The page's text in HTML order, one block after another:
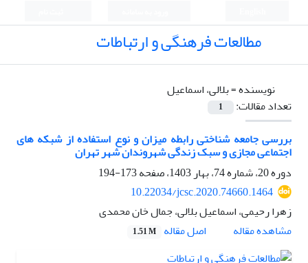
مطالعات فرهنگی و ارتباطات
نویسنده =بلالی، اسماعیل
تعداد مقالات:
1
بررسی جامعه شناختی رابطه میزان و نوع استفاده از شبکه های
اجتماعی مجازی و سبک زندگی شهروندان شهر تهران
دوره 20، شماره 74، بهار 1403، صفحه
173-194
10.22034/jcsc.2020.74660.1464
زهرا رحیمی، اسماعیل بلالی، جمال خان محمدی
مشاهده مقاله
اصل مقاله 1.51 M